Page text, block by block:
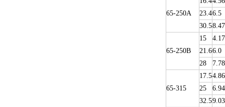
65-250A
23.46.5
30.58.47
65-250B
15
4.17
21.66.0
28
7.78
65-315
17.54.86
25
6.94
32.59.03